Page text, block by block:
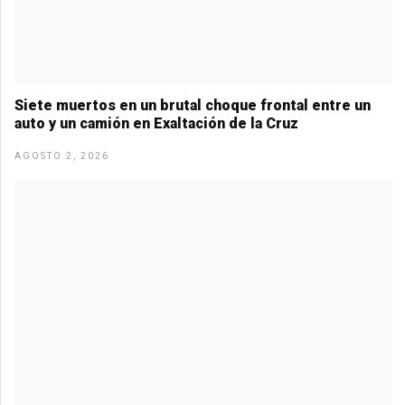
Siete muertos en un brutal choque frontal entre un
auto y un camión en Exaltación de la Cruz
AGOSTO 2, 2026